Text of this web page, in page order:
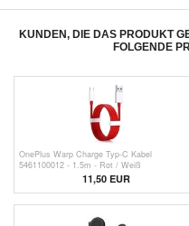
KUNDEN, DIE DAS PRODUKT
FOLGENDE
OnePlus Warp Charge Typ-C Kabel
5461100012 - 1.5m - Rot / Weiß
11,50 EUR